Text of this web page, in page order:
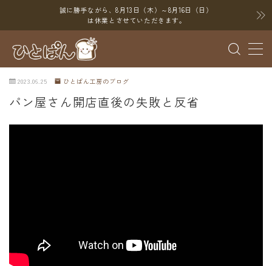
誠に勝手ながら、8月13日（木）～8月16日（日）
は休業とさせていただきます。
MENU
ブログ
ポイント
2023.06.25 ひとぱん工房のブログ
パン屋さん開店直後の失敗と反省